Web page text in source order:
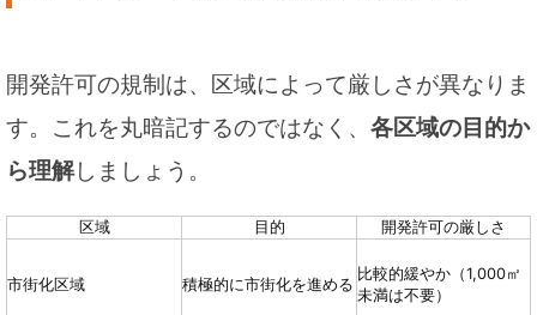
開発許可の規制は、区域によって厳しさが異なりま
す。これを丸暗記するのではなく、 各区域の目的か
ら理解しましょう。
区域 目的 開発許可の厳しさ
市街化区域 積極的に市街化を進める
比較的緩やか（1,000㎡
未満は不要）